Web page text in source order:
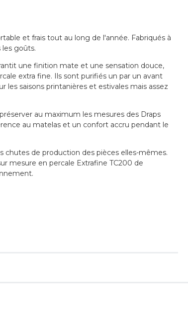
et frais tout au long de l'année. Fabriqués à
les goûts.
une finition mate et une sensation douce,
extra fine. Ils sont purifiés un par un avant
les saisons printanières et estivales mais assez
au maximum les mesures des Draps
au matelas et un confort accru pendant le
chutes de production des pièces elles-mêmes.
mesure en percale Extrafine TC200 de